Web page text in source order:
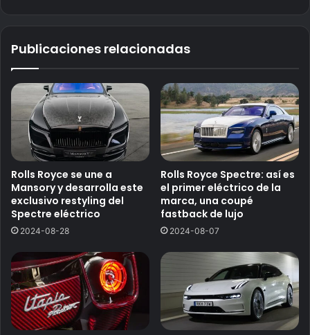
Publicaciones relacionadas
Rolls Royce se une a
Mansory y desarrolla este
exclusivo restyling del
Spectre eléctrico
2024-08-28
Rolls Royce Spectre: así es
el primer eléctrico de la
marca, una coupé
fastback de lujo
2024-08-07